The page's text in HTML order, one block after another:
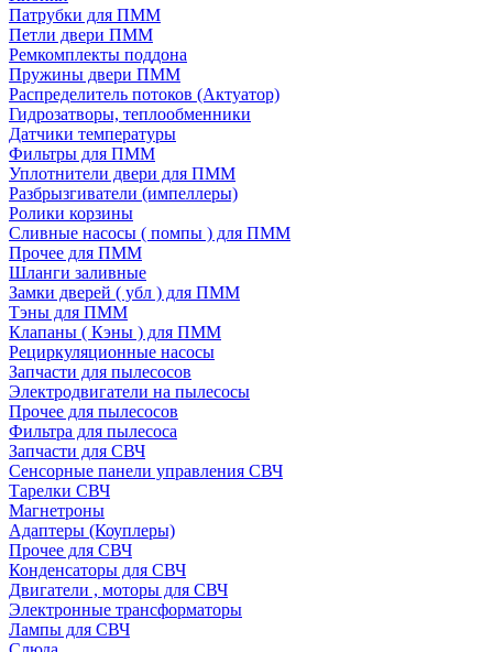
Патрубки для ПММ
Петли двери ПММ
Ремкомплекты поддона
Пружины двери ПММ
Распределитель потоков (Актуатор)
Гидрозатворы, теплообменники
Датчики температуры
Фильтры для ПММ
Уплотнители двери для ПММ
Разбрызгиватели (импеллеры)
Ролики корзины
Сливные насосы ( помпы ) для ПММ
Прочее для ПММ
Шланги заливные
Замки дверей ( убл ) для ПММ
Тэны для ПММ
Клапаны ( Кэны ) для ПММ
Рециркуляционные насосы
Запчасти для пылесосов
Электродвигатели на пылесосы
Прочее для пылесосов
Фильтра для пылесоса
Запчасти для СВЧ
Сенсорные панели управления СВЧ
Тарелки СВЧ
Магнетроны
Адаптеры (Коуплеры)
Прочее для СВЧ
Конденсаторы для СВЧ
Двигатели , моторы для СВЧ
Электронные трансформаторы
Лампы для СВЧ